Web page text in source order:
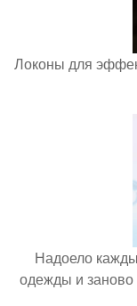
Локоны для
Надоело
одежды и заново